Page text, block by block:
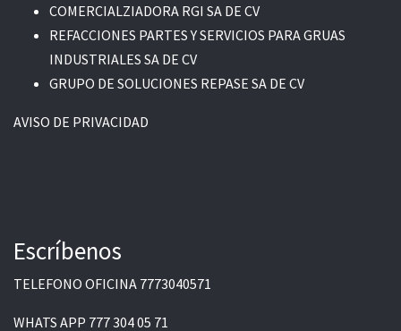
COMERCIALZIADORA RGI SA DE CV
REFACCIONES PARTES Y SERVICIOS PARA GRUAS
INDUSTRIALES SA DE CV
GRUPO DE SOLUCIONES REPASE SA DE CV
AVISO DE PRIVACIDAD
Escríbenos
TELEFONO OFICINA 7773040571
WHATS APP 777 304 05 71